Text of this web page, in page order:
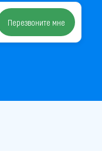
Перезвоните мне